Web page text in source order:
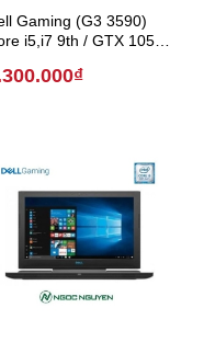
Gaming (G3 3590)
i5,i7 9th / GTX 1050